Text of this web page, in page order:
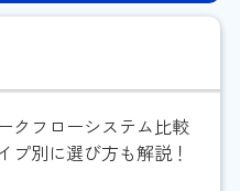
クフローシステム比較
プ別に選び方も解説！